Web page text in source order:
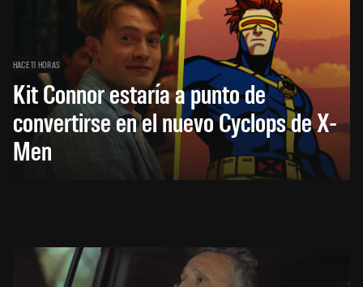
HACE 11 HORAS
Kit Connor estaría a punto de
convertirse en el nuevo Cyclops de X-
Men